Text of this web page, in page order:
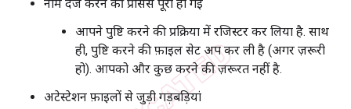
नाम दर्ज करने की प्रोसेस पूरी हो गई
आपने पुष्टि करने की प्रक्रिया में रजिस्टर कर लिया है. साथ
ही, पुष्टि करने की फ़ाइल सेट अप कर ली है (अगर ज़रूरी
हो). आपको और कुछ करने की ज़रूरत नहीं है.
अटेस्टेशन फ़ाइलों से जुड़ी गड़बड़ियां